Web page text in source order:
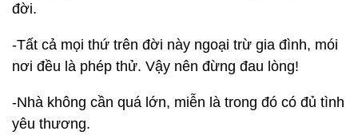
đời.
-Tất cả mọi thứ trên đời này ngoại trừ gia đình, mói
nơi đều là phép thử. Vậy nên đừng đau lòng!
-Nhà không cần quá lớn, miễn là trong đó có đủ tình
yêu thương.